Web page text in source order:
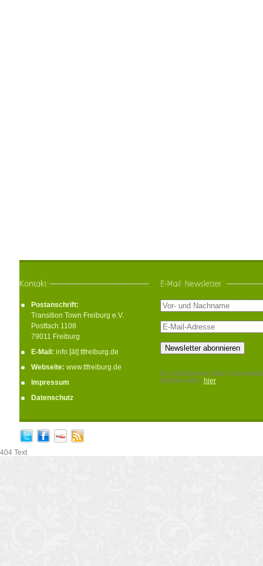
Postanschrift:
Transition Town Freiburg e.V.
Postfach 1108
79011 Freiburg
E-Mail: info [ät] ttfreiburg.de
Webseite: www.ttfreiburg.de
Impressum
Datenschutz
Du erhältst eine Mail zum
Weitere Infos hier
404 Text